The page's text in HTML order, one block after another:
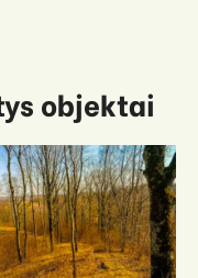
objektai